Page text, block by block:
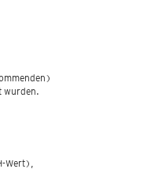
wurden.
Wert),